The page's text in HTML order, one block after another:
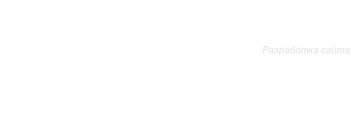
Разработка